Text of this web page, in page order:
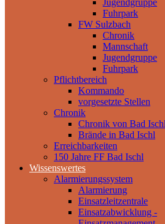
Jugendgruppe
Fuhrpark
FW Sulzbach
Chronik
Mannschaft
Jugendgruppe
Fuhrpark
Pflichtbereich
Kommando
vorgesetzte Stellen
Chronik
Chronik von Bad Ischl
Brände in Bad Ischl
Erreichbarkeiten
150 Jahre FF Bad Ischl
Wissenswertes
Alarmierungssystem
Alarmierung
Einsatzleitzentrale
Einsatzabwicklung -